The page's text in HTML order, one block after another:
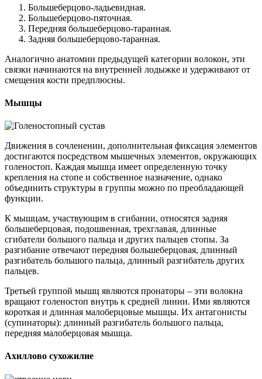
Большеберцово-ладьевидная.
Большеберцово-пяточная.
Передняя большеберцово-таранная.
Задняя большеберцово-таранная.
Аналогично анатомии предыдущей категории волокон, эти
связки начинаются на внутренней лодыжке и удерживают от
смещения кости предплюсны.
Мышцы
Движения в сочленении, дополнительная фиксация элементов
достигаются посредством мышечных элементов, окружающих
голеностоп. Каждая мышца имеет определенную точку
крепления на стопе и собственное назначение, однако
объединить структуры в группы можно по преобладающей
функции.
К мышцам, участвующим в сгибании, относятся задняя
большеберцовая, подошвенная, трехглавая, длинные
сгибатели большого пальца и других пальцев стопы. За
разгибание отвечают передняя большеберцовая, длинный
разгибатель большого пальца, длинный разгибатель других
пальцев.
Третьей группой мышц являются пронаторы – эти волокна
вращают голеностоп внутрь к средней линии. Ими являются
короткая и длинная малоберцовые мышцы. Их антагонисты
(супинаторы): длинный разгибатель большого пальца,
передняя малоберцовая мышца.
Ахиллово сухожилие